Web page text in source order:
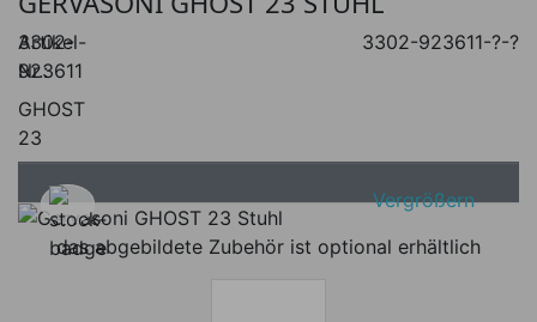
Artikel-
Nr.:
GHOST
23
3302-
923611
3302-923611-?-?
Vergrößern
das abgebildete Zubehör ist optional erhältlich